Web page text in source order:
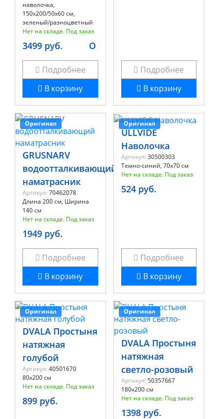
наволочка,
150x200/50x60 см,
зеленый/разноцветный
Нет на складе. Под заказ
3499 руб. O
Подробнее
В корзину
Подробнее
В корзину
Оригинал
GRUSNARV
водоотталкивающий
наматрасник
Артикул: 70462078
Длина 200 см, Ширина
140 см
Нет на складе. Под заказ
1949 руб.
Подробнее
В корзину
Оригинал
ULLVIDE
Наволочка
Артикул: 30500303
Темно-синий, 70x70 см
Нет на складе. Под заказ
524 руб.
Подробнее
В корзину
Оригинал
DVALA Простыня
натяжная
голубой
Артикул: 40501670
80x200 см
Нет на складе. Под заказ
899 руб.
Оригинал
DVALA Простыня
натяжная
светло-розовый
Артикул: 50357667
180x200 см
Нет на складе. Под заказ
1398 руб.